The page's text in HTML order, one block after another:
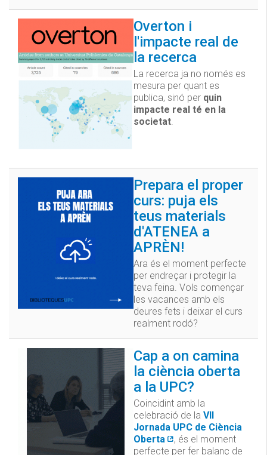
Overton i
l'impacte real de
la recerca
La recerca ja no només es
mesura per quant es
publica, sinó per quin
impacte real té en la
societat
Prepara el proper
curs: puja els
teus materials
d'ATENEA a
APRÈN!
Ara és el moment perfecte
per endreçar i protegir la
teva feina. Vols començar
les vacances amb els
deures fets i deixar el curs
realment rodó?
Cap a on camina
la ciència oberta
a la UPC?
Coincidint amb la
celebració de la VII
Jornada UPC de Ciència
Oberta
, és el moment
perfecte per fer balanç de